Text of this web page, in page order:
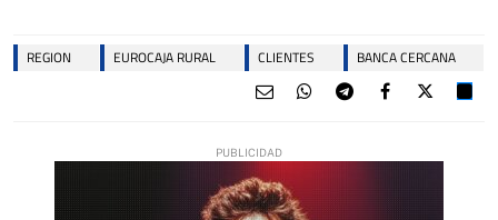
REGION EUROCAJA RURAL CLIENTES BANCA CERCANA